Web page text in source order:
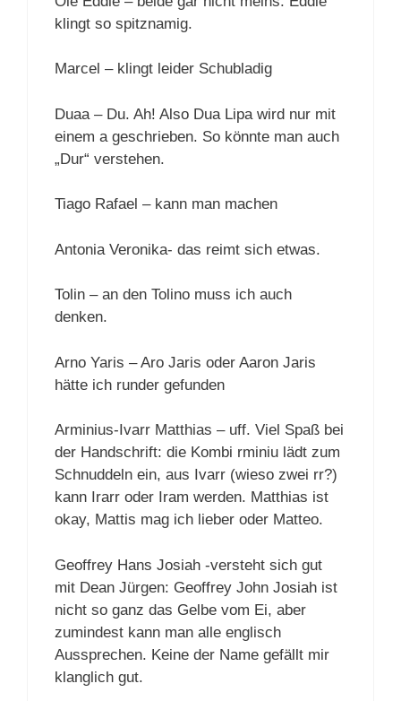
klingt so spitznamig.
Marcel – klingt leider Schubladig
Duaa – Du. Ah! Also Dua Lipa wird nur mit
einem a geschrieben. So könnte man auch
„Dur“ verstehen.
Tiago Rafael – kann man machen
Antonia Veronika- das reimt sich etwas.
Tolin – an den Tolino muss ich auch
denken.
Arno Yaris – Aro Jaris oder Aaron Jaris
hätte ich runder gefunden
Arminius-Ivarr Matthias – uff. Viel Spaß bei
der Handschrift: die Kombi rminiu lädt zum
Schnuddeln ein, aus Ivarr (wieso zwei rr?)
kann Irarr oder Iram werden. Matthias ist
okay, Mattis mag ich lieber oder Matteo.
Geoffrey Hans Josiah -versteht sich gut
mit Dean Jürgen: Geoffrey John Josiah ist
nicht so ganz das Gelbe vom Ei, aber
zumindest kann man alle englisch
Aussprechen. Keine der Name gefällt mir
klanglich gut.